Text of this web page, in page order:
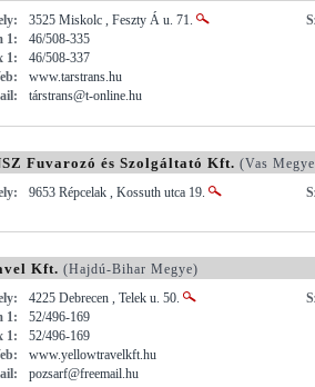
3525 Miskolc , Feszty Á u. 71.
1:
46/508-335
1:
46/508-337
www.tarstrans.hu
társtrans@t-online.hu
Fuvarozó és Szolgáltató Kft. (Vas
9653 Répcelak , Kossuth utca 19.
Kft. (Hajdú-Bihar Megye)
4225 Debrecen , Telek u. 50.
1:
52/496-169
1:
52/496-169
www.yellowtravelkft.hu
pozsarf@freemail.hu